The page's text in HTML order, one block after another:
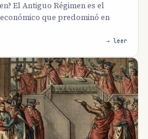
El Antiguo Régimen es el
que predominó en
→ leer